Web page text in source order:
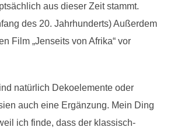
aus dieser Zeit stammt.
des 20. Jahrhunderts) Außerdem
Film „Jenseits von Afrika“ vor
natürlich Dekoelemente oder
auch eine Ergänzung. Mein Ding
ich finde, dass der klassisch-